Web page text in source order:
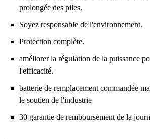
prolongée des piles.
Soyez responsable de l'environnement.
Protection complète.
améliorer la régulation de la puissance
l'efficacité.
batterie de remplacement commandée
le soutien de l'industrie
30 garantie de remboursement de la